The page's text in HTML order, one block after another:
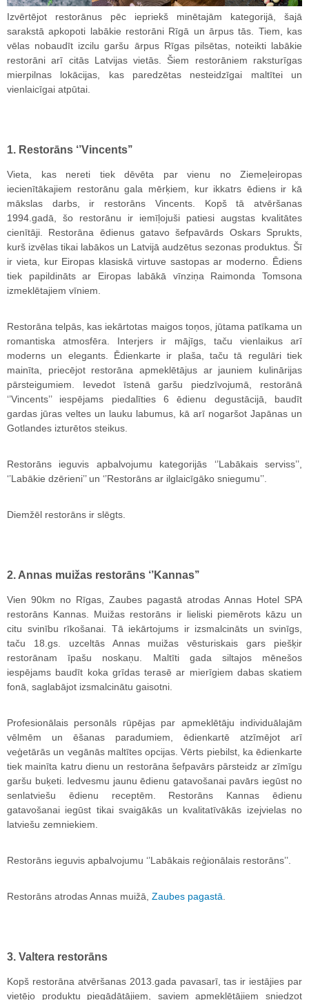
Izvērtējot restorānus pēc iepriekš minētajām kategorijā, šajā
sarakstā apkopoti labākie restorāni Rīgā un ārpus tās. Tiem, kas
vēlas nobaudīt izcilu garšu ārpus Rīgas pilsētas, noteikti labākie
restorāni arī citās Latvijas vietās. Šiem restorāniem raksturīgas
mierpilnas lokācijas, kas paredzētas nesteidzīgai maltītei un
vienlaicīgai atpūtai.
1. Restorāns ‘’Vincents’’
Vieta, kas nereti tiek dēvēta par vienu no Ziemeļeiropas
iecienītākajiem restorānu gala mērķiem, kur ikkatrs ēdiens ir kā
mākslas darbs, ir restorāns Vincents. Kopš tā atvēršanas
1994.gadā, šo restorānu ir iemīļojuši patiesi augstas kvalitātes
cienītāji. Restorāna ēdienus gatavo šefpavārds Oskars Sprukts,
kurš izvēlas tikai labākos un Latvijā audzētus sezonas produktus. Šī
ir vieta, kur Eiropas klasiskā virtuve sastopas ar moderno. Ēdiens
tiek papildināts ar Eiropas labākā vīnziņa Raimonda Tomsona
izmeklētajiem vīniem.
Restorāna telpās, kas iekārtotas maigos toņos, jūtama patīkama un
romantiska atmosfēra. Interjers ir mājīgs, taču vienlaikus arī
moderns un elegants. Ēdienkarte ir plaša, taču tā regulāri tiek
mainīta, priecējot restorāna apmeklētājus ar jauniem kulinārijas
pārsteigumiem. Ievedot īstenā garšu piedzīvojumā, restorānā
‘’Vincents’’ iespējams piedalīties 6 ēdienu degustācijā, baudīt
gardas jūras veltes un lauku labumus, kā arī nogaršot Japānas un
Gotlandes izturētos steikus.
Restorāns ieguvis apbalvojumu kategorijās ‘’Labākais serviss’’,
‘’Labākie dzērieni’’ un ‘’Restorāns ar ilglaicīgāko sniegumu’’.
Diemžēl restorāns ir slēgts.
2. Annas muižas restorāns ‘’Kannas’’
Vien 90km no Rīgas, Zaubes pagastā atrodas Annas Hotel SPA
restorāns Kannas. Muižas restorāns ir lieliski piemērots kāzu un
citu svinību rīkošanai. Tā iekārtojums ir izsmalcināts un svinīgs,
taču 18.gs. uzceltās Annas muižas vēsturiskais gars piešķir
restorānam īpašu noskaņu. Maltīti gada siltajos mēnešos
iespējams baudīt koka grīdas terasē ar mierīgiem dabas skatiem
fonā, saglabājot izsmalcinātu gaisotni.
Profesionālais personāls rūpējas par apmeklētāju individuālajām
vēlmēm un ēšanas paradumiem, ēdienkartē atzīmējot arī
veģetārās un vegānās maltītes opcijas. Vērts piebilst, ka ēdienkarte
tiek mainīta katru dienu un restorāna šefpavārs pārsteidz ar zīmīgu
garšu buķeti. Iedvesmu jaunu ēdienu gatavošanai pavārs iegūst no
senlatviešu ēdienu receptēm. Restorāns Kannas ēdienu
gatavošanai iegūst tikai svaigākās un kvalitatīvākās izejvielas no
latviešu zemniekiem.
Restorāns ieguvis apbalvojumu ‘’Labākais reģionālais restorāns’’.
Restorāns atrodas Annas muižā, Zaubes pagastā.
3. Valtera restorāns
Kopš restorāna atvēršanas 2013.gada pavasarī, tas ir iestājies par
vietējo produktu piegādātājiem, saviem apmeklētājiem sniedzot